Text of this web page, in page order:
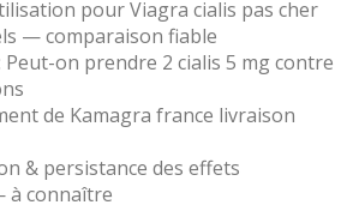
pour Viagra cialis pas cher
— comparaison fiable
Peut-on prendre 2 cialis 5 mg contre
de Kamagra france livraison
& persistance des effets
à connaître